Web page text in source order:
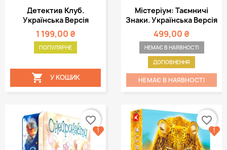
Детектив Клуб.
Українська Версія
1 199,00 ₴
ПОПУЛЯРНЕ
 У КОШИК
Містеріум: Таємничі
Знаки. Українська Версія
499,00 ₴
НЕМАЄ В НАЯВНОСТІ
ДОПОВНЕННЯ
НЕМАЄ В НАЯВНОСТІ
favorite_border
1
favorite_border
1